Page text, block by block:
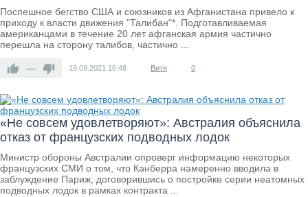
Поспешное бегство США и союзников из Афганистана привело к
приходу к власти движения "Талибан"*. Подготавливаемая
американцами в течение 20 лет афганская армия частично
перешла на сторону талибов, частично ...
— 19.09.2021 16:48 Витя 0
«Не совсем удовлетворяют»: Австралия объяснила
отказ от французских подводных лодок
Министр обороны Австралии опроверг информацию некоторых
французских СМИ о том, что Канберра намеренно вводила в
заблуждение Париж, договорившись о постройке серии неатомных
подводных лодок в рамках контракта ...